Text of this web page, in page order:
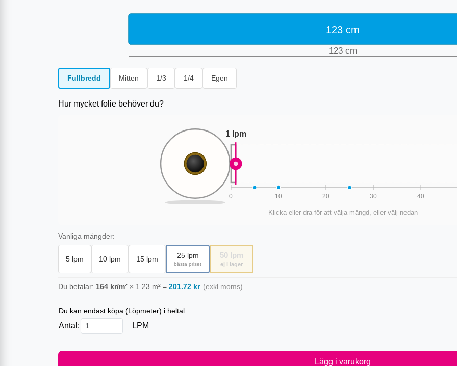
123 cm
123cm
Fullbredd Mitten 1/3 1/4 Egen
Hur mycket folie behöver du?
1lpm
0 10 20 30 40
Klicka eller dra för att välja mängd, eller välj nedan
Vanliga mängder:
5 lpm 10 lpm 15 lpm 25lpm
bästa priset
50 lpm
ej i lager
Du betalar: 164 kr/m² × 1.23 m² = 201.72 kr (exkl moms)
Du kan endast köpa (Löpmeter) i heltal.
Antal: LPM
Lägg i varukorg